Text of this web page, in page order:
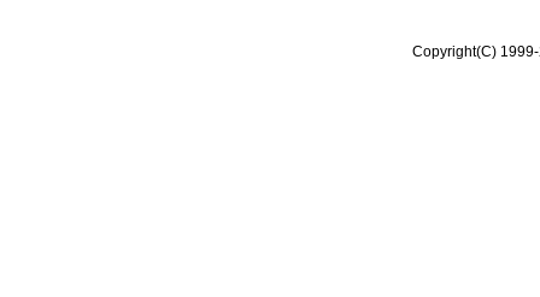
Copyright(C)